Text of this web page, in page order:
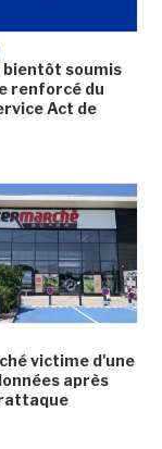
bientôt soumis
renforcé du
Act de
victime d'une
après